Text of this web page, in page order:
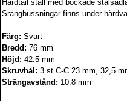
Hardtail stall med bockade
Srängbussningar finns under
Färg: Svart
Bredd: 76 mm
Höjd: 42.5 mm
Skruvhål: 3 st C-C 23 mm, 32,5
Strängavstånd: 10.8 mm